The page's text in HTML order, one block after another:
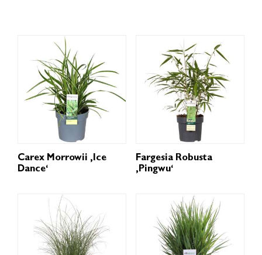
Carex Morrowii ‚Ice
Dance‘
Fargesia Robusta
‚Pingwu‘